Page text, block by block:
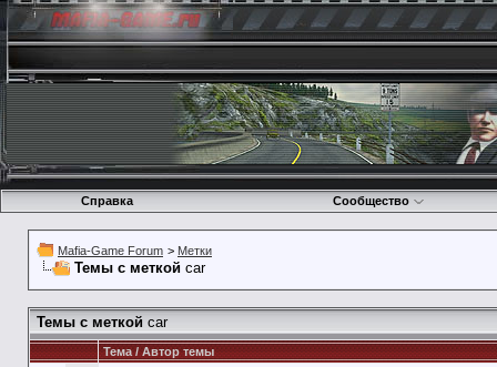
Справка Сообщество
Mafia-Game Forum > Метки
Темы с меткой car
Темы с меткой car
Тема / Автор темы